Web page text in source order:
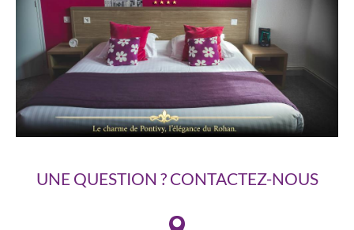
UNE QUESTION ? CONTACTEZ-NOUS